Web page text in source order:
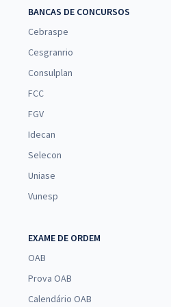
BANCAS DE CONCURSOS
Cebraspe
Cesgranrio
Consulplan
FCC
FGV
Idecan
Selecon
Uniase
Vunesp
EXAME DE ORDEM
OAB
Prova OAB
Calendário OAB